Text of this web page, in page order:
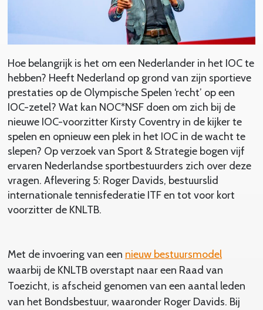
Hoe belangrijk is het om een Nederlander in het IOC te
hebben? Heeft Nederland op grond van zijn sportieve
prestaties op de Olympische Spelen ‘recht’ op een
IOC-zetel? Wat kan NOC*NSF doen om zich bij de
nieuwe IOC-voorzitter Kirsty Coventry in de kijker te
spelen en opnieuw een plek in het IOC in de wacht te
slepen? Op verzoek van Sport & Strategie bogen vijf
ervaren Nederlandse sportbestuurders zich over deze
vragen. Aflevering 5: Roger Davids, bestuurslid
internationale tennisfederatie ITF en tot voor kort
voorzitter de KNLTB.
Met de invoering van een nieuw bestuursmodel
waarbij de KNLTB overstapt naar een Raad van
Toezicht, is afscheid genomen van een aantal leden
van het Bondsbestuur, waaronder Roger Davids. Bij